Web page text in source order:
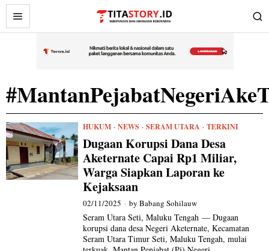
HUKUM · NEWS · SERAM UTARA · TERKINI
Dugaan Korupsi Dana Desa
Aketernate Capai Rp1 Miliar,
Warga Siapkan Laporan ke
Kejaksaan
02/11/2025 byBabang Sohilauw
Seram Utara Seti, Maluku Tengah — Dugaan
korupsi dana desa Negeri Aketernate, Kecamatan
Seram Utara Timur Seti, Maluku Tengah, mulai